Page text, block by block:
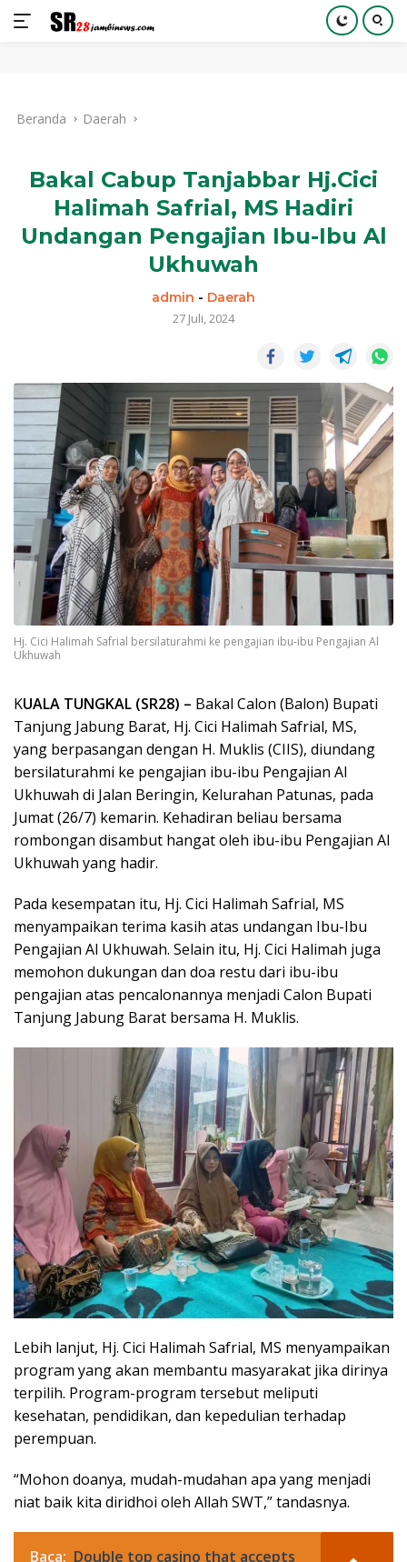
kontenBeranda Daerah
Bakal Cabup Tanjabbar Hj.Cici
Halimah Safrial, MS Hadiri
Undangan Pengajian Ibu-Ibu Al
Ukhuwah
admin - Daerah
27 Juli, 2024
Hj. Cici Halimah Safrial bersilaturahmi ke pengajian ibu-ibu Pengajian Al
Ukhuwah
KUALA TUNGKAL (SR28) – Bakal Calon (Balon) Bupati
Tanjung Jabung Barat, Hj. Cici Halimah Safrial, MS,
yang berpasangan dengan H. Muklis (CIIS), diundang
bersilaturahmi ke pengajian ibu-ibu Pengajian Al
Ukhuwah di Jalan Beringin, Kelurahan Patunas, pada
Jumat (26/7) kemarin. Kehadiran beliau bersama
rombongan disambut hangat oleh ibu-ibu Pengajian Al
Ukhuwah yang hadir.
Pada kesempatan itu, Hj. Cici Halimah Safrial, MS
menyampaikan terima kasih atas undangan Ibu-Ibu
Pengajian Al Ukhuwah. Selain itu, Hj. Cici Halimah juga
memohon dukungan dan doa restu dari ibu-ibu
pengajian atas pencalonannya menjadi Calon Bupati
Tanjung Jabung Barat bersama H. Muklis.
Lebih lanjut, Hj. Cici Halimah Safrial, MS menyampaikan
program yang akan membantu masyarakat jika dirinya
terpilih. Program-program tersebut meliputi
kesehatan, pendidikan, dan kepedulian terhadap
perempuan.
“Mohon doanya, mudah-mudahan apa yang menjadi
niat baik kita diridhoi oleh Allah SWT,” tandasnya.
Baca: Double top casino that accepts